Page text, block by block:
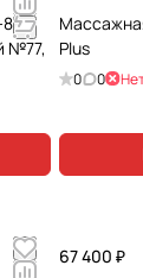
№77,
Plus
0 0
67 400 ₽